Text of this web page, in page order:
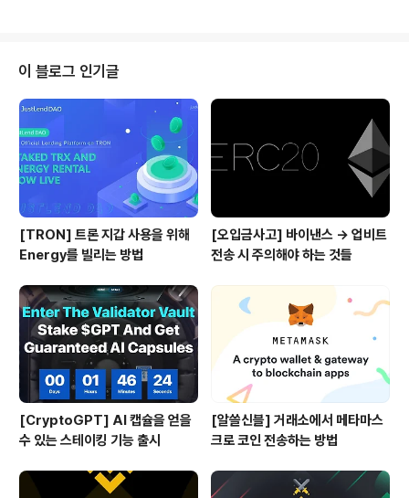
활용하여 모든 상위 증인들을 다 갈아 엎어버리고, 독단적
인 하드포크를 진행하였습니다. 현재 TOP 20내 상위 증
인들은 모두 3월 2일에 새롭게 생성되어 저스틴썬의 우호
세력으로부터 투표를 받은 계정들로서 사실 상 하나의 노
드라고 보셔도 됩니다. 갑자기 이게 무슨 일인가 하실 분들
을 위해서 상..
이 블로그 인기글
[TRON] 트론 지갑 사용을 위해
Energy를 빌리는 방법
[오입금사고] 바이낸스 → 업비트
전송 시 주의해야 하는 것들
[CryptoGPT] AI 캡슐을 얻을
수 있는 스테이킹 기능 출시
[알쓸신블] 거래소에서 메타마스
크로 코인 전송하는 방법